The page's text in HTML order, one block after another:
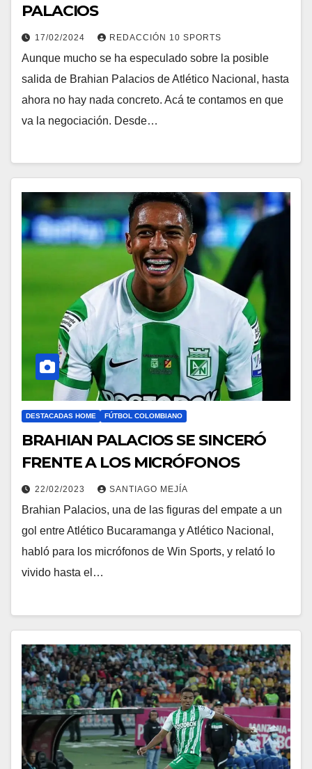
PALACIOS
17/02/2024 REDACCIÓN 10 SPORTS
Aunque mucho se ha especulado sobre la posible
salida de Brahian Palacios de Atlético Nacional, hasta
ahora no hay nada concreto. Acá te contamos en que
va la negociación. Desde…
DESTACADAS HOME FÚTBOL COLOMBIANO
BRAHIAN PALACIOS SE SINCERÓ
FRENTE A LOS MICRÓFONOS
22/02/2023 SANTIAGO MEJÍA
Brahian Palacios, una de las figuras del empate a un
gol entre Atlético Bucaramanga y Atlético Nacional,
habló para los micrófonos de Win Sports, y relató lo
vivido hasta el…